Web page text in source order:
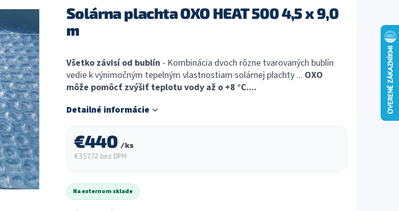
Solárna plachta OXO HEAT 500 4,5 x 9,0
m
Všetko závisí od bublín - Kombinácia dvoch rôzne tvarovaných bublín
vedie k výnimočným tepelným vlastnostiam solárnej plachty ... OXO
môže pomôcť zvýšiť teplotu vody až o +8 °C....
Detailné informácie
€440 / ks
€357,72 bez DPH
Na externom sklade